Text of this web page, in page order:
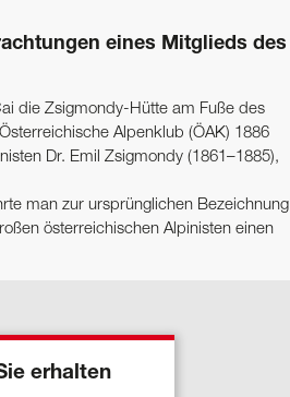
eines Mitglieds des
die Zsigmondy-Hütte am Fuße des
Alpenklub (ÖAK) 1886
Dr. Emil Zsigmondy (1861–1885),
man zur ursprünglichen Bezeichnung
österreichischen Alpinisten einen
erhalten